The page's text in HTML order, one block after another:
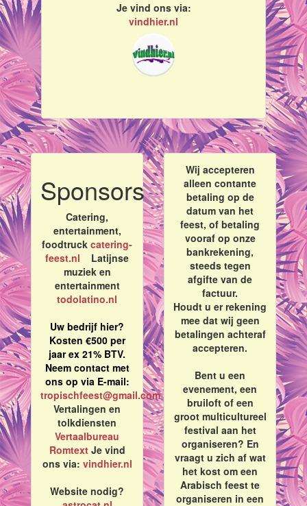
Je vind ons via:
vindhier.nl
Sponsors
Catering,
entertainment,
foodtruck catering-
feest.nl Latijnse
muziek en
entertainment
todolatino.nl
Uw bedrijf hier?
Kosten €500 per
jaar ex 21% BTV.
Neem contact met
ons op via E-mail:
tropischfeest@gmail.com
Vertalingen en
tolkdiensten
Vertaalbureau
RomtextJe vind
ons via: vindhier.nl
Website nodig?
Wij accepteren
alleen contante
betaling op de
datum van het
feest, of betaling
vooraf op onze
bankrekening,
steeds tegen
afgifte van de
factuur.
Houdt u er rekening
mee dat wij geen
betalingen achteraf
accepteren.
Bent u een
evenement, een
bruiloft of een
groot multicultureel
festival aan het
organiseren? En
vraagt u zich af wat
het kost om een
Arabisch feest te
organiseren in een